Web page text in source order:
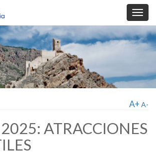
A+ A-
ATRACCIONES